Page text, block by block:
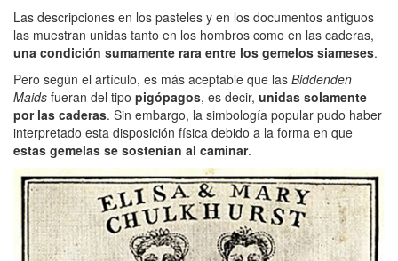
Las descripciones en los pasteles y en los documentos antiguos
las muestran unidas tanto en los hombros como en las caderas,
una condición sumamente rara entre los gemelos siameses.
Pero según el artículo, es más aceptable que las Biddenden
Maids fueran del tipo pigópagos, es decir, unidas solamente
por las caderas. Sin embargo, la simbología popular pudo haber
interpretado esta disposición física debido a la forma en que
estas gemelas se sostenían al caminar.